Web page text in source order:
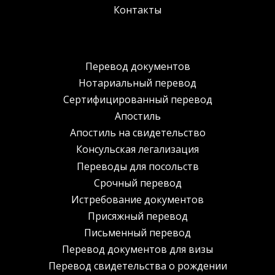
Контакты
Перевод документов
Нотариальный перевод
Сертифицированный перевод
Апостиль
Апостиль на свидетельство
Консульская легализация
Переводы для посольств
Срочный перевод
Истребование документов
Присяжный перевод
Письменный перевод
Перевод документов для визы
Перевод свидетельства о рождении